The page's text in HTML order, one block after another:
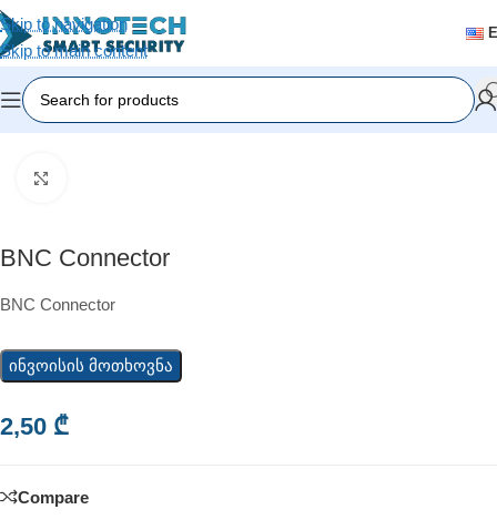
Skip to navigation
Skip to main content
Home/Video Surveillance/Camera Accessories
BNC Connector
BNC Connector
ინვოისის მოთხოვნა
2,50 ₾
Compare